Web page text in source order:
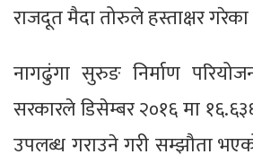
राजदूत मैदा तोरुले हस्ताक्षर गरेका
नागढुंगा सुरुङ निर्माण
सरकारले डिसेम्बर २०१६ मा
उपलब्ध गराउने गरी सम्झौता